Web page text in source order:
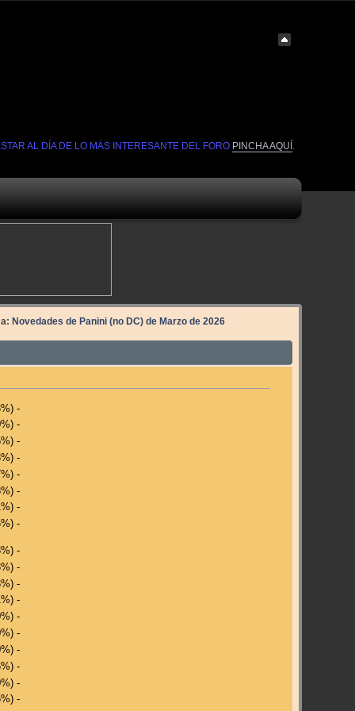
AL DÍA DE LO MÁS INTERESANTE DEL FORO PINCHA AQUÍ
Novedades de Panini (no DC) de Marzo de 2026
-
-
-
-
-
-
-
-
-
-
-
-
-
-
-
-
-
-